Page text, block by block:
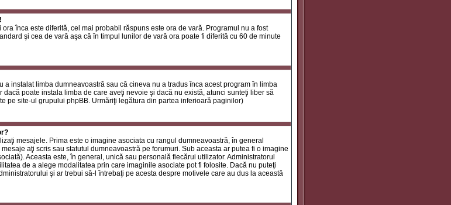
înca este diferită, cel mai probabil răspuns este ora de vară. Programul nu a fost
şi cea de vară aşa că în timpul lunilor de vară ora poate fi diferită cu 60 de minute
instalat limba dumneavoastră sau că cineva nu a tradus înca acest program în limba
poate instala limba de care aveţi nevoie şi dacă nu există, atunci sunteţi liber să
pe site-ul grupului phpBB. Urmăriţi legătura din partea inferioară paginilor)
mesajele. Prima este o imagine asociata cu rangul dumneavoastră, în general
aţi scris sau statutul dumneavoastră pe forumuri. Sub aceasta ar putea fi o imagine
Aceasta este, în general, unică sau personală fiecărui utilizator. Administratorul
de a alege modalitatea prin care imaginile asociate pot fi folosite. Dacă nu puteţi
şi ar trebui să-l întrebaţi pe acesta despre motivele care au dus la această